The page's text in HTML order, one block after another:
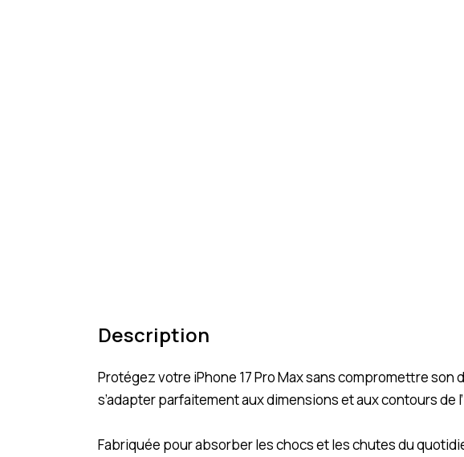
Description
Protégez votre iPhone 17 Pro Max sans compromettre
s’adapter parfaitement aux dimensions et aux contours de
Fabriquée pour absorber les chocs et les chutes du